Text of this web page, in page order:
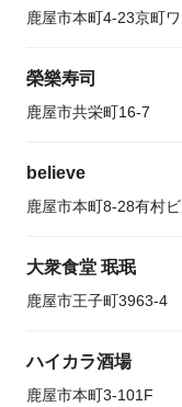
鹿屋市本町4-23京町
榮樂寿司
鹿屋市共栄町16-7
believe
鹿屋市本町8-28有村
大衆食堂 珉珉
鹿屋市王子町3963-4
ハイカラ酒場
鹿屋市本町3-101F